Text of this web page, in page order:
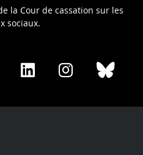
la Cour de cassation sur les
sociaux.
Share
Share
LinkedIn
Share
Instagram